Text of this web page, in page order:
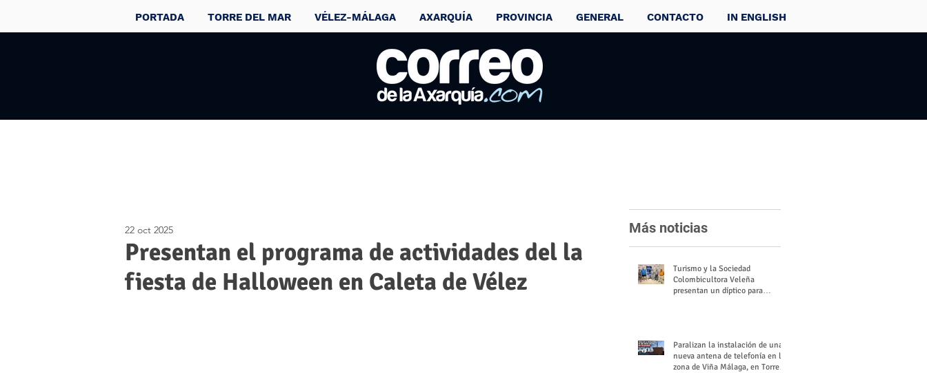
PORTADA TORRE DEL MAR VÉLEZ-MÁLAGA AXARQUÍA PROVINCIA GENERAL CONTACTO IN ENGLISH
Presentan el programa de actividades del la
fiesta de Halloween en Caleta de Vélez
22 oct 2025 Más noticias
Turismo y la Sociedad
Colombicultora Veleña
presentan un díptico para
Paralizan la instalación de una
nueva antena de telefonía en la
zona de Viña Málaga, en Torre